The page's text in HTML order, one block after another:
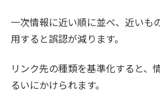
一次情報に近い順に並べ、近いも
用すると誤認が減ります。
リンク先の種類を基準化すると、
るいにかけられます。